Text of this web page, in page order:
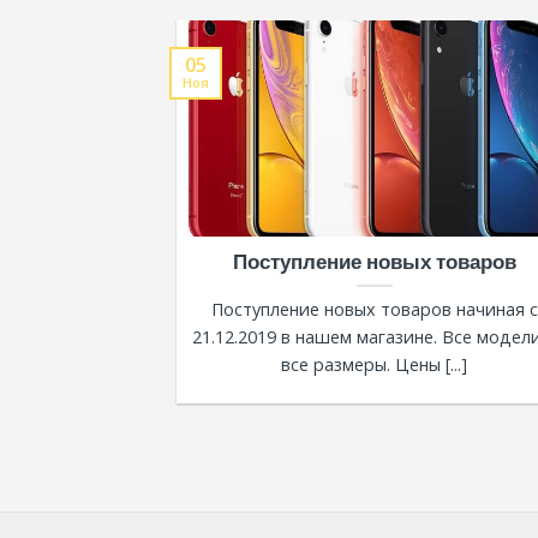
Поступление новых товаров
Поступление новых товаров начиная с
21.12.2019 в нашем магазине. Все
все размеры. Цены [...]
05
Ноя